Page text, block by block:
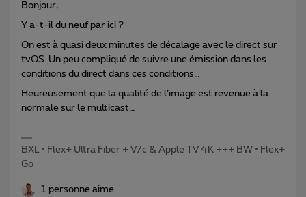
Bonjour,
Y a-t-il du neuf par ici ?
On est à quasi deux minutes de décalage avec le direct sur
tvOS. Un peu compliqué de suivre une émission dans les
conditions du direct dans ces conditions…
Heureusement que la qualité de l’image est revenue à la
normale sur le multicast…
BXL • Flex+ Ultra Fiber + V7c & Apple TV 4K +++ BW • Flex+
Go
1 personne aime